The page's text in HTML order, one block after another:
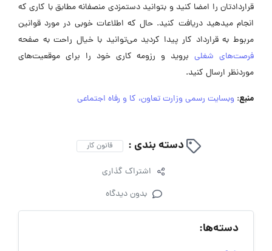
قراردادتان را امضا کنید و بتوانید دستمزدی منصفانه مطابق با کاری که
انجام میدهید دریافت کنید. حال که اطلاعات خوبی در مورد قوانین
مربوط به قرارداد کار پیدا کردید می‌توانید با خیال راحت به صفحه
فرصت‌های شغلیبروید و رزومه کاری خود را برای موقعیت‌های
موردنظر ارسال کنید.
منبع: وبسایت رسمی وزارت تعاون، کا و رفاه اجتماعی
دسته بندی : قانون کار
اشتراک گذاری
بدون دیدگاه
دسته‌ها: